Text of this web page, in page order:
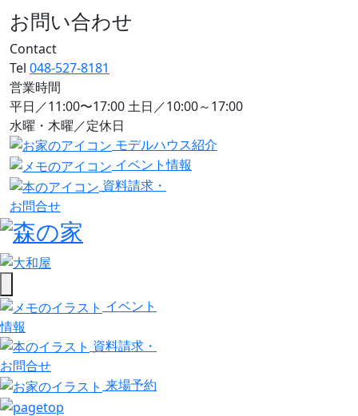
お問い合わせ
Contact
Tel 048-527-8181
営業時間
平日／11:00〜17:00 土日／10:00～17:00
水曜・木曜／定休日
モデルハウス紹介
イベント情報
資料請求・
お問合せ
イベント
情報
資料請求・
お問合せ
来場予約